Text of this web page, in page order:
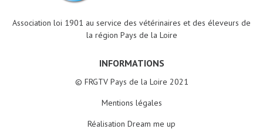
Association loi 1901 au service des vétérinaires et des éleveurs de
la région Pays de la Loire
INFORMATIONS
© FRGTV Pays de la Loire 2021
Mentions légales
Réalisation Dream me up